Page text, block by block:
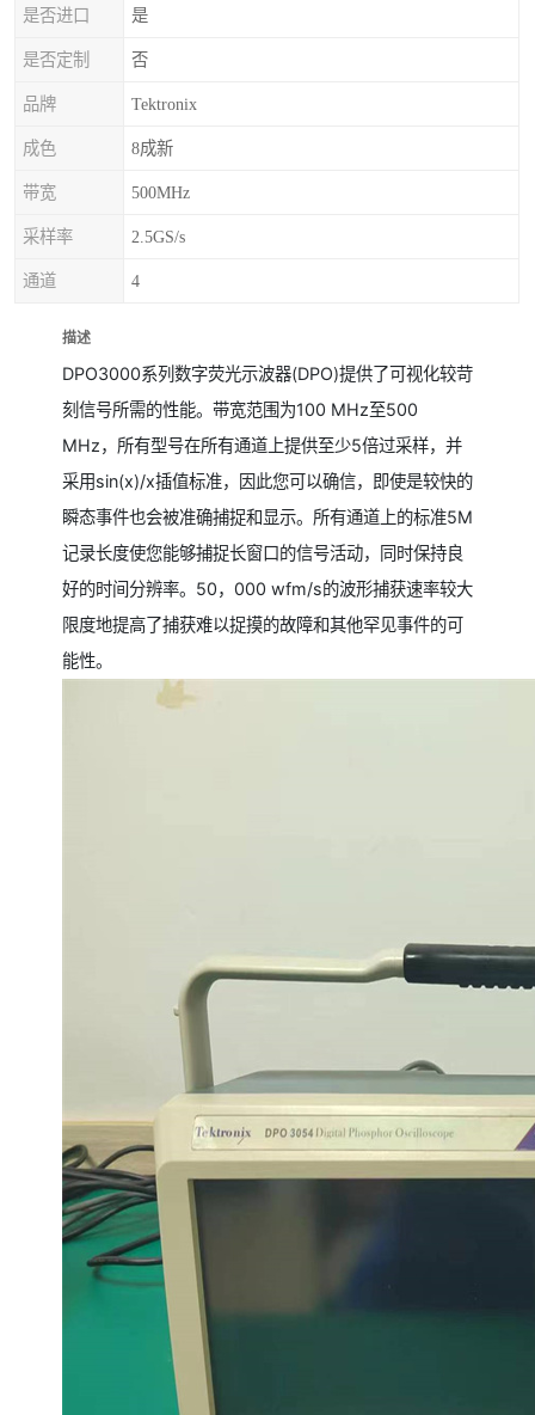
是否进口 是
是否定制 否
品牌 Tektronix
成色 8成新
带宽 500MHz
采样率 2.5GS/s
通道 4
描述
DPO3000系列数字荧光示波器(DPO)提供了可视化较苛
刻信号所需的性能。带宽范围为100 MHz至500
MHz，所有型号在所有通道上提供至少5倍过采样，并
采用sin(x)/x插值标准，因此您可以确信，即使是较快的
瞬态事件也会被准确捕捉和显示。所有通道上的标准5M
记录长度使您能够捕捉长窗口的信号活动，同时保持良
好的时间分辨率。50，000 wfm/s的波形捕获速率较大
限度地提高了捕获难以捉摸的故障和其他罕见事件的可
能性。